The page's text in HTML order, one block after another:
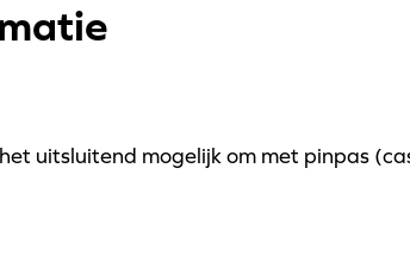
uitsluitend mogelijk om met pinpas